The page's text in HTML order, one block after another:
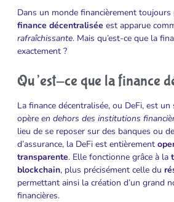
Dans un monde financièrement
finance décentralisée est apparue
rafraîchissante. Mais qu’est-ce que la
exactement ?
Qu’est-ce que la finance
La finance décentralisée, ou DeFi, est
opère en dehors des institutions
lieu de se reposer sur des banques ou
d’assurance, la DeFi est entièrement
transparente. Elle fonctionne grâce à la
blockchain, plus précisément celle du
permettant ainsi la création d’un grand
financières.